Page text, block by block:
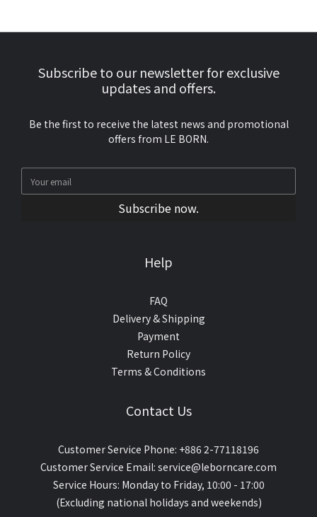
Subscribe to our newsletter for exclusive
updates and offers.
Be the first to receive the latest news and promotional
offers from LE BORN.
Subscribe now.
Help
FAQ
Delivery & Shipping
Payment
Return Policy
Terms & Conditions
Contact Us
Customer Service Phone: +886 2-77118196
Customer Service Email: service@leborncare.com
Service Hours: Monday to Friday, 10:00 - 17:00
(Excluding national holidays and weekends)